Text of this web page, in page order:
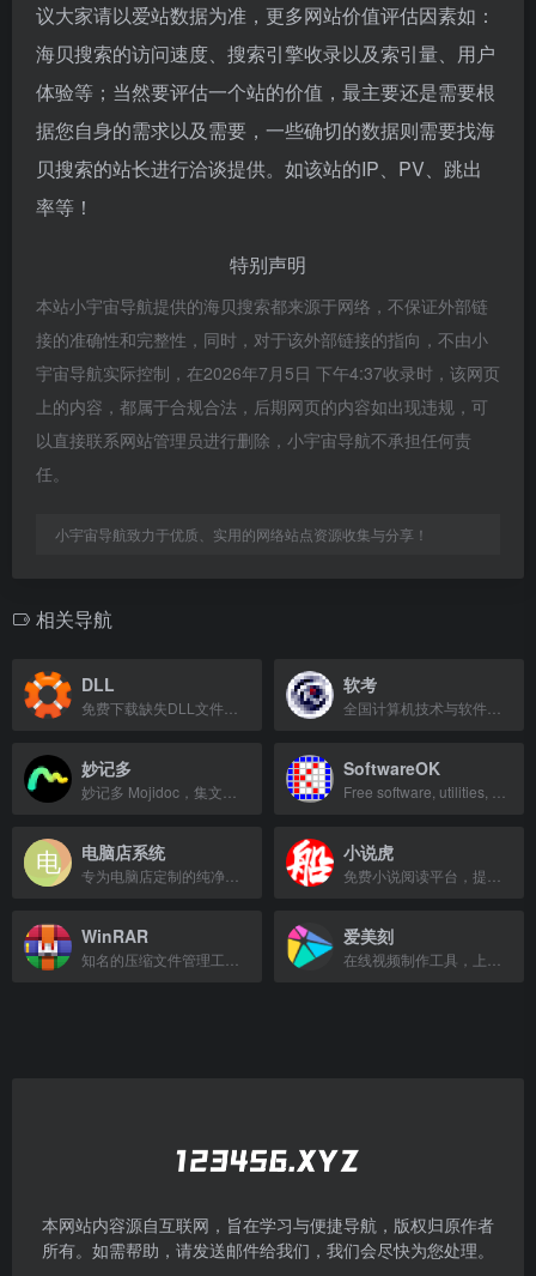
议大家请以爱站数据为准，更多网站价值评估因素如：
海贝搜索的访问速度、搜索引擎收录以及索引量、用户
体验等；当然要评估一个站的价值，最主要还是需要根
据您自身的需求以及需要，一些确切的数据则需要找海
贝搜索的站长进行洽谈提供。如该站的IP、PV、跳出
率等！
特别声明
本站小宇宙导航提供的海贝搜索都来源于网络，不保证外部链
接的准确性和完整性，同时，对于该外部链接的指向，不由小
宇宙导航实际控制，在2026年7月5日 下午4:37收录时，该网页
上的内容，都属于合规合法，后期网页的内容如出现违规，可
以直接联系网站管理员进行删除，小宇宙导航不承担任何责
任。
小宇宙导航致力于优质、实用的网络站点资源收集与分享！
相关导航
DLL 软考
妙记多 SoftwareOK
电脑店系统 小说虎
WinRAR 爱美刻
本网站内容源自互联网，旨在学习与便捷导航，版权归原作者
所有。如需帮助，请发送邮件给我们，我们会尽快为您处理。